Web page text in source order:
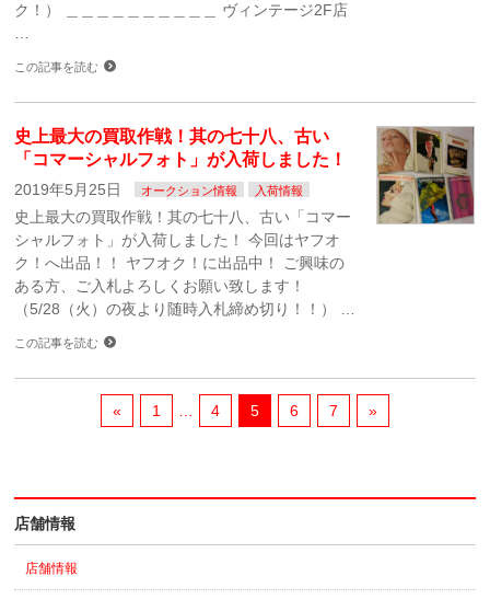
ク！） ＿＿＿＿＿＿＿＿＿＿ ヴィンテージ2F店
…
この記事を読む
史上最大の買取作戦！其の七十八、古い
「コマーシャルフォト」が入荷しました！
2019年5月25日 オークション情報 入荷情報
史上最大の買取作戦！其の七十八、古い「コマー
シャルフォト」が入荷しました！ 今回はヤフオ
ク！へ出品！！ ヤフオク！に出品中！ ご興味の
ある方、ご入札よろしくお願い致します！
（5/28（火）の夜より随時入札締め切り！！） …
この記事を読む
« 1 … 4 5 6 7 »
店舗情報
店舗情報